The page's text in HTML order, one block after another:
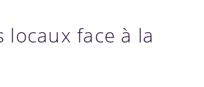
locaux face à la